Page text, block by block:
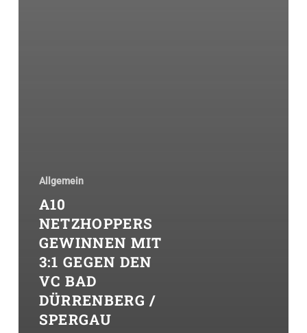
Allgemein
A10
NETZHOPPERS
GEWINNEN MIT
3:1 GEGEN DEN
VC BAD
DÜRRENBERG /
SPERGAU